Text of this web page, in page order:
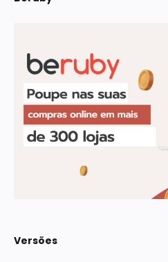
Versões